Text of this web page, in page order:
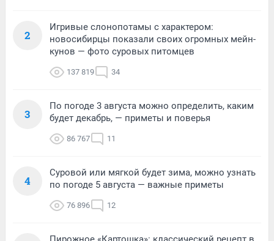
2
Игривые слонопотамы с характером:
новосибирцы показали своих огромных мейн-
кунов — фото суровых питомцев
137 819 34
3
По погоде 3 августа можно определить, каким
будет декабрь, — приметы и поверья
86 767 11
4
Суровой или мягкой будет зима, можно узнать
по погоде 5 августа — важные приметы
76 896 12